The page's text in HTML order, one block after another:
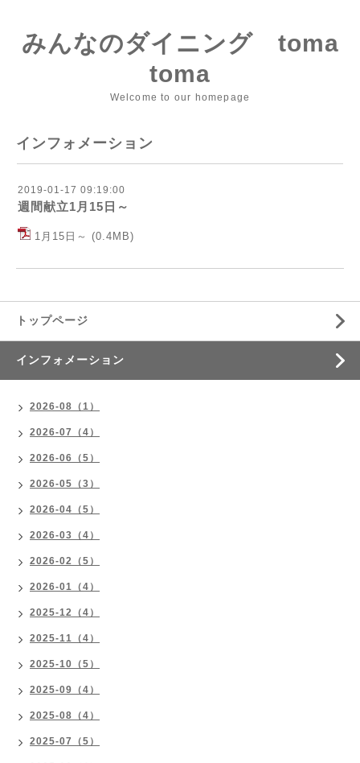
みんなのダイニング toma
toma
Welcome to our homepage
インフォメーション
2019-01-17 09:19:00
週間献立1月15日～
1月15日～ (0.4MB)
トップページ
インフォメーション
2026-08（1）
2026-07（4）
2026-06（5）
2026-05（3）
2026-04（5）
2026-03（4）
2026-02（5）
2026-01（4）
2025-12（4）
2025-11（4）
2025-10（5）
2025-09（4）
2025-08（4）
2025-07（5）